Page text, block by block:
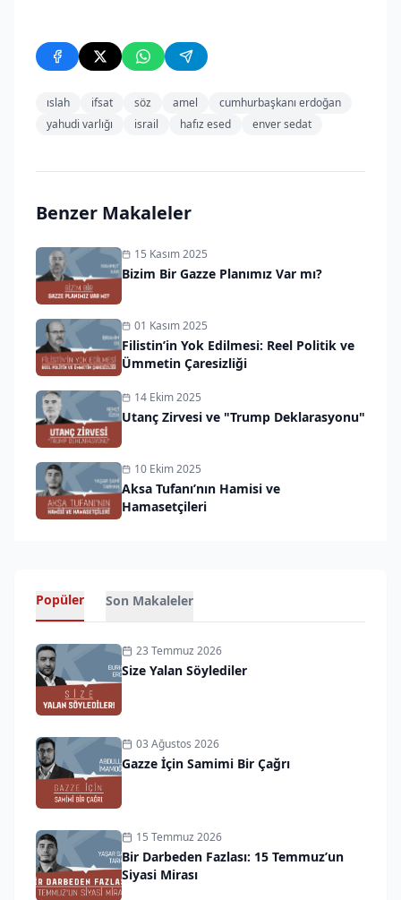
ıslah ifsat söz amel
cumhurbaşkanı erdoğan
yahudi varlığı
israil hafız esed enver sedat
Benzer Makaleler
15 Kasım 2025
Bizim Bir Gazze Planımız Var mı?
01 Kasım 2025
Filistin’in Yok Edilmesi: Reel Politik ve
Ümmetin Çaresizliği
14 Ekim 2025
Utanç Zirvesi ve "Trump Deklarasyonu"
10 Ekim 2025
Aksa Tufanı’nın Hamisi ve
Hamasetçileri
Popüler Son Makaleler
23 Temmuz 2026
Size Yalan Söylediler
03 Ağustos 2026
Gazze İçin Samimi Bir Çağrı
15 Temmuz 2026
Bir Darbeden Fazlası: 15 Temmuz’un
Siyasi Mirası